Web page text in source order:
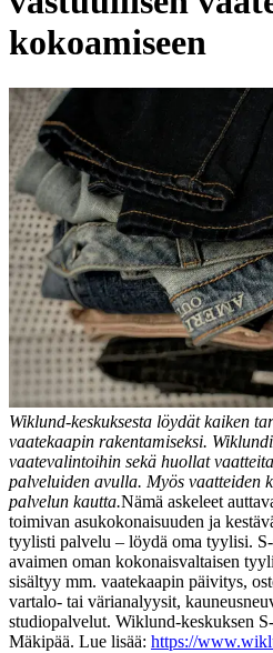
kokoamiseen
Wiklund-keskuksesta löydät kaiken
vaatekaapin rakentamiseksi.
vaatevalintoihin sekä huollat
palveluiden avulla. Myös vaatteiden
palvelun kautta.Nämä askeleet
toimivan asukokonaisuuden ja
tyylisti palvelu – löydä oma tyylisi.
avaimen oman kokonaisvaltaisen
sisältyy mm. vaatekaapin päivitys,
vartalo- tai värianalyysit,
studiopalvelut. Wiklund-keskuksen
Mäkipää. Lue lisää: https://